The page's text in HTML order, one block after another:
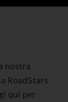
nostra
RoadStars
qui per